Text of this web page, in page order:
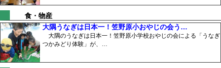
食・物産
大隅うなぎは日本一！笠野原小おやじの会う…
大隅のうなぎは日本一！笠野原小学校おやじの会による「うなぎ
つかみどり体験」が、…